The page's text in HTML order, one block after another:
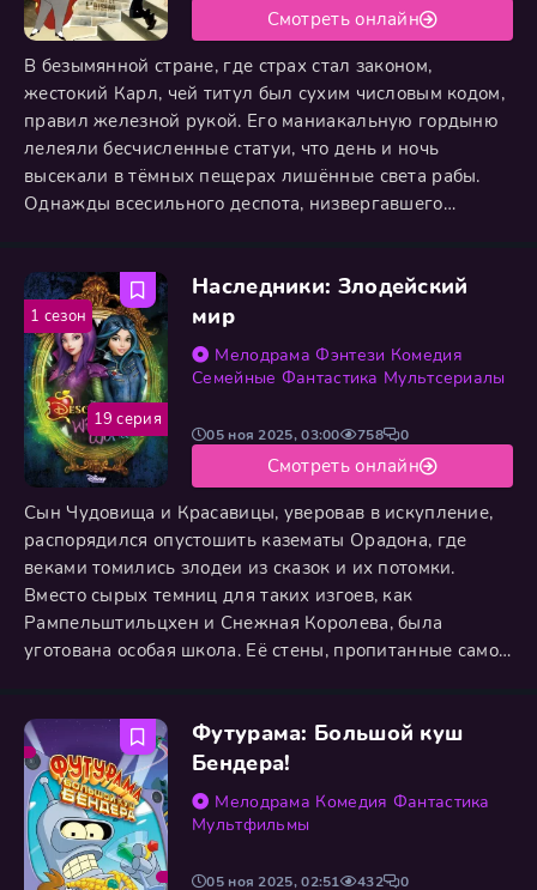
В безымянной стране, где страх стал законом,
жестокий Карл, чей титул был сухим числовым кодом,
правил железной рукой. Его маниакальную гордыню
лелеяли бесчисленные статуи, что день и ночь
высекали в тёмных пещерах лишённые света рабы.
Однажды всесильного деспота, низвергавшего
почётное место во дворце, но сердце девушки
принадлежало простому трубочисту. Узнав об этом,
ослеплённый яростью тиран
Смотреть онлайн
Наследники: Злодейский
мир
Мелодрама Фэнтези Комедия
Семейные Фантастика Мультсериалы
Сын Чудовища и Красавицы, уверовав в искупление,
распорядился опустошить казематы Орадона, где
веками томились злодеи из сказок и их потомки.
Вместо сырых темниц для таких изгоев, как
Рампельштильцхен и Снежная Королева, была
уготована особая школа. Её стены, пропитанные самой
сияющих добродетелью наставников и учеников —
Белоснежки, Золушки и им подобных — новым
воспитанникам предстояло постичь
05 ноя 2025, 03:00 758 0
Смотреть онлайн
19 серия
1 сезон
Футурама: Большой куш
Бендера!
Мелодрама Комедия Фантастика
Мультфильмы
05 ноя 2025, 02:51 432 0